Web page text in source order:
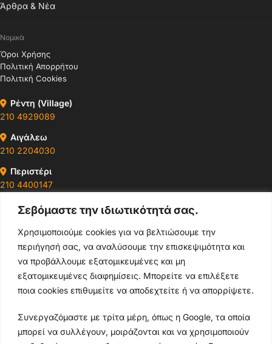
Σεβόμαστε την ιδιωτικότητά σας.
Χρησιμοποιούμε cookies για να βελτιώσουμε την
περιήγησή σας, να αναλύσουμε την επισκεψιμότητα και
να προβάλλουμε εξατομικευμένες και μη
εξατομικευμένες διαφημίσεις. Μπορείτε να επιλέξετε
ποια cookies επιθυμείτε να αποδεχτείτε ή να απορρίψετε.
Συνεργαζόμαστε με τρίτα μέρη, όπως η Google, τα οποία
μπορεί να συλλέγουν, μοιράζονται και να χρησιμοποιούν
Άρθρα & Νέα
Νομικά
Όροι Χρήσης
Πολιτική Απορρήτου
Πολιτική Cookies
Ρέντη (Village)
210 4929089
Αιγάλεω
210 2204030
Περιστέρι
210 4400147
Ωράρια & Διευθύνσεις →
210 4929089
Κεντρικό τηλέφωνο
info@thikishop.gr
Δευ - Σάβ: 10:00 - 21:00